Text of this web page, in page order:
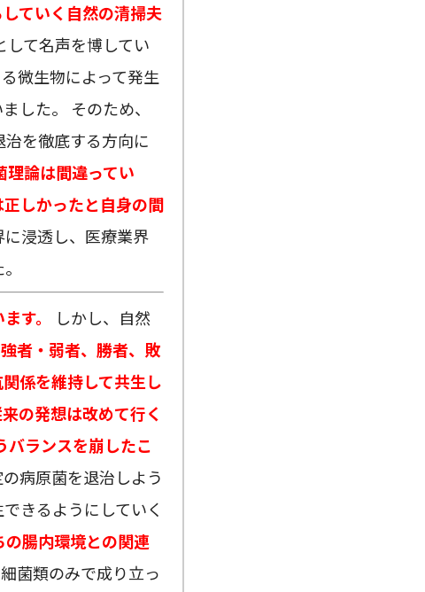
ていく自然の清掃夫
して名声を博してい
微生物によって発生
した。 そのため、
を徹底する方向に
理論は間違ってい
しかったと自身の間
浸透し、医療業界
す。
しかし、自然
者・弱者、勝者、敗
係を維持して共生し
の発想は改めて行く
バランスを崩したこ
病原菌を退治しよう
きるようにしていく
腸内環境との関連
菌類のみで成り立っ